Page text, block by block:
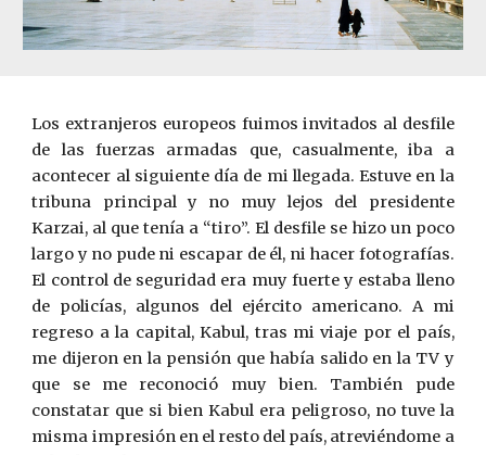
Los extranjeros europeos fuimos invitados al desfile
de las fuerzas armadas que, casualmente, iba a
acontecer al siguiente día de mi llegada. Estuve en la
tribuna principal y no muy lejos del presidente
Karzai, al que tenía a “tiro”. El desfile se hizo un poco
largo y no pude ni escapar de él, ni hacer fotografías.
El control de seguridad era muy fuerte y estaba lleno
de policías, algunos del ejército americano. A mi
regreso a la capital, Kabul, tras mi viaje por el país,
me dijeron en la pensión que había salido en la TV y
que se me reconoció muy bien. También pude
constatar que si bien Kabul era peligroso, no tuve la
misma impresión en el resto del país, atreviéndome a